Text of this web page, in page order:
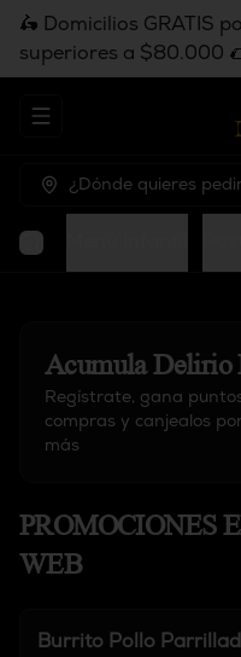
🛵 Domicilios GRATIS
superiores a $80.000
Abrir menu de
¿Dónde quieres
Bowl
AcumulaDelirio
Regístrate, gana
compras y canjealos
más
PROMOCIONES
WEB
Burrito Pollo